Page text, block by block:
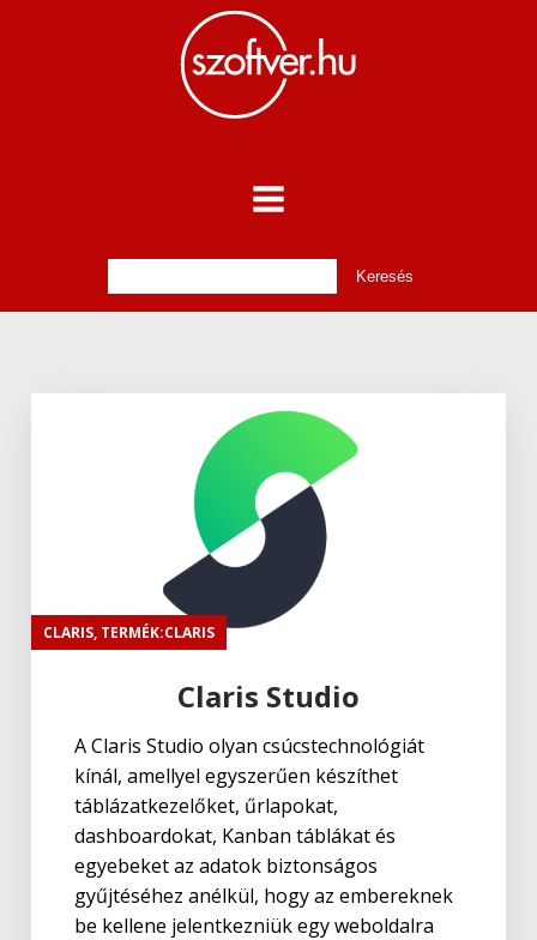
CLARIS, TERMÉK:CLARIS
Claris Studio
A Claris Studio olyan csúcstechnológiát
kínál, amellyel egyszerűen készíthet
táblázatkezelőket, űrlapokat,
dashboardokat, Kanban táblákat és
egyebeket az adatok biztonságos
gyűjtéséhez anélkül, hogy az embereknek
be kellene jelentkezniük egy weboldalra